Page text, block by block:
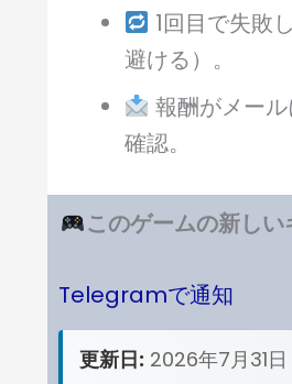
1回目で失敗
避ける）。
報酬がメー
確認。
このゲームの新し
Telegramで通知
更新日: 2026年7月31日